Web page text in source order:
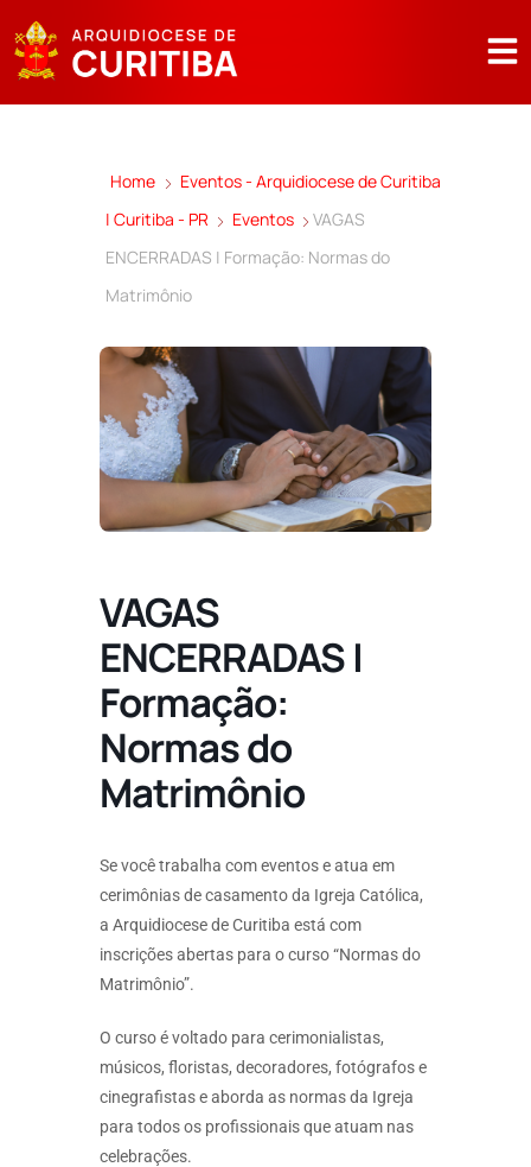
Home
Eventos - Arquidiocese de Curitiba
| Curitiba - PR
Eventos
VAGAS
ENCERRADAS | Formação: Normas do
Matrimônio
VAGAS
ENCERRADAS |
Formação:
Normas do
Matrimônio
Se você trabalha com eventos e atua em
cerimônias de casamento da Igreja Católica,
a Arquidiocese de Curitiba está com
inscrições abertas para o curso “Normas do
Matrimônio”.
O curso é voltado para cerimonialistas,
músicos, floristas, decoradores, fotógrafos e
cinegrafistas e aborda as normas da Igreja
para todos os profissionais que atuam nas
celebrações.